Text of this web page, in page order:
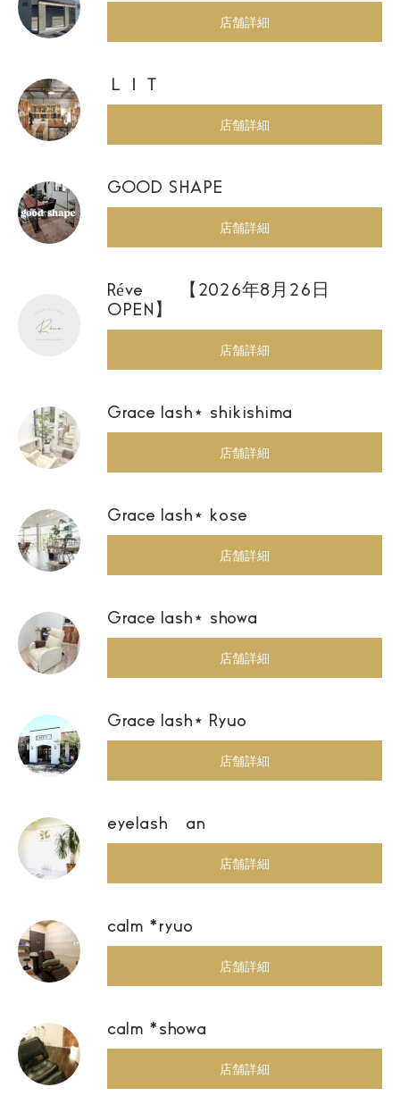
店舗詳細
ＬＩＴ
店舗詳細
GOOD SHAPE
店舗詳細
Réve 【2026年8月26日
OPEN】
店舗詳細
Grace lash⋆ shikishima
店舗詳細
Grace lash⋆ kose
店舗詳細
Grace lash⋆ showa
店舗詳細
Grace lash⋆ Ryuo
店舗詳細
eyelash an
店舗詳細
calm *ryuo
店舗詳細
calm *showa
店舗詳細